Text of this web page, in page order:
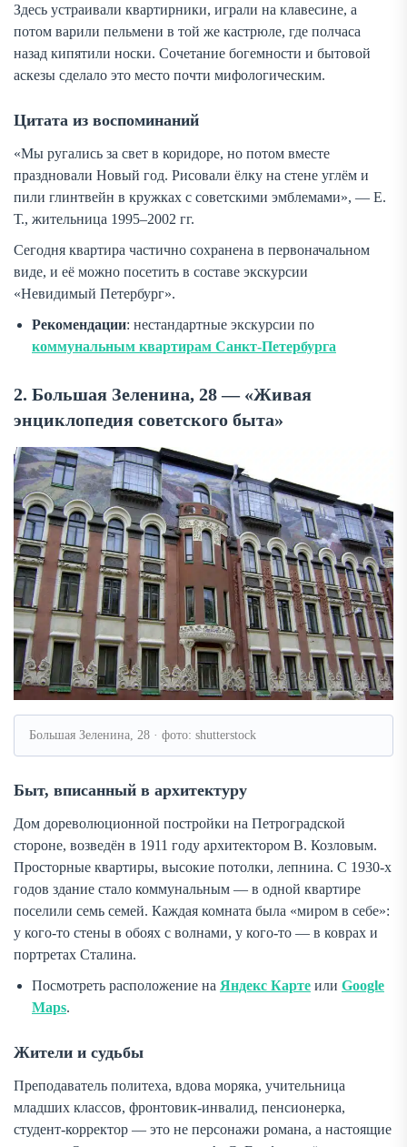
Здесь устраивали квартирники, играли на клавесине, а
потом варили пельмени в той же кастрюле, где полчаса
назад кипятили носки. Сочетание богемности и бытовой
аскезы сделало это место почти мифологическим.
Цитата из воспоминаний
«Мы ругались за свет в коридоре, но потом вместе
праздновали Новый год. Рисовали ёлку на стене углём и
пили глинтвейн в кружках с советскими эмблемами», — Е.
Т., жительница 1995–2002 гг.
Сегодня квартира частично сохранена в первоначальном
виде, и её можно посетить в составе экскурсии
«Невидимый Петербург».
Рекомендации: нестандартные экскурсии по
коммунальным квартирам Санкт-Петербурга
2. Большая Зеленина, 28 — «Живая
энциклопедия советского быта»
Большая Зеленина, 28 · фото: shutterstock
Быт, вписанный в архитектуру
Дом дореволюционной постройки на Петроградской
стороне, возведён в 1911 году архитектором В. Козловым.
Просторные квартиры, высокие потолки, лепнина. С 1930-х
годов здание стало коммунальным — в одной квартире
поселили семь семей. Каждая комната была «миром в себе»:
у кого-то стены в обоях с волнами, у кого-то — в коврах и
портретах Сталина.
Посмотреть расположение на Яндекс Карте или Google
Maps.
Жители и судьбы
Преподаватель политеха, вдова моряка, учительница
младших классов, фронтовик-инвалид, пенсионерка,
студент-корректор — это не персонажи романа, а настоящие